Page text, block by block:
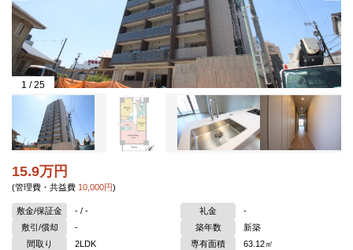
1 /25
15.9万円
(管理費・共益費 10,000円)
敷金/保証金 - / - 礼金
-
敷引/償却
- 築年数
新築
間取り
2LDK 専有面積
63.12㎡